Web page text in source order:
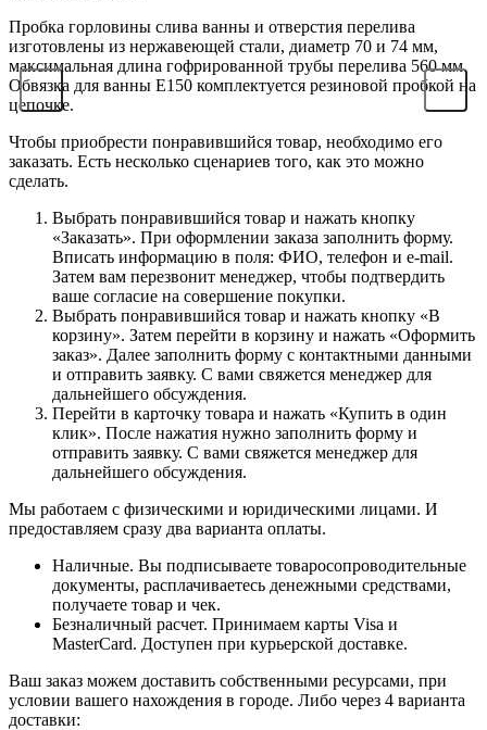
Пробка горловины слива ванны и отверстия перелива
изготовлены из нержавеющей стали, диаметр 70 и 74 мм,
максимальная длина гофрированной трубы перелива 560 мм.
Обвязка для ванны E150 комплектуется резиновой пробкой на
цепочке.
Чтобы приобрести понравившийся товар, необходимо его
заказать. Есть несколько сценариев того, как это можно
сделать.
Выбрать понравившийся товар и нажать кнопку
«Заказать». При оформлении заказа заполнить форму.
Вписать информацию в поля: ФИО, телефон и e-mail.
Затем вам перезвонит менеджер, чтобы подтвердить
ваше согласие на совершение покупки.
Выбрать понравившийся товар и нажать кнопку «В
корзину». Затем перейти в корзину и нажать «Оформить
заказ». Далее заполнить форму с контактными данными
и отправить заявку. С вами свяжется менеджер для
дальнейшего обсуждения.
Перейти в карточку товара и нажать «Купить в один
клик». После нажатия нужно заполнить форму и
отправить заявку. С вами свяжется менеджер для
дальнейшего обсуждения.
Мы работаем с физическими и юридическими лицами. И
предоставляем сразу два варианта оплаты.
Наличные. Вы подписываете товаросопроводительные
документы, расплачиваетесь денежными средствами,
получаете товар и чек.
Безналичный расчет. Принимаем карты Visa и
MasterCard. Доступен при курьерской доставке.
Ваш заказ можем доставить собственными ресурсами, при
условии вашего нахождения в городе. Либо через 4 варианта
доставки: